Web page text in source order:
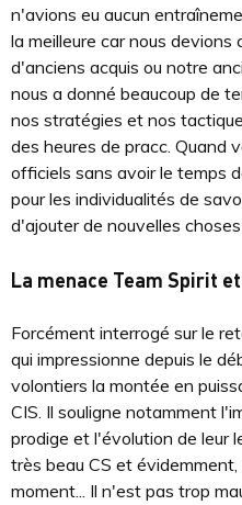
n'avions eu aucun
la meilleure car nous devions
d'anciens acquis ou notre
nous a donné beaucoup de
nos stratégies et nos
des heures de pracc. Quand
officiels sans avoir le temps
pour les individualités de
d'ajouter de nouvelles
La menace Team Spirit
Forcément interrogé sur le
qui impressionne depuis le
volontiers la montée en
CIS. Il souligne notamment
prodige et l'évolution de leur
très beau CS et
moment... Il n'est pas trop